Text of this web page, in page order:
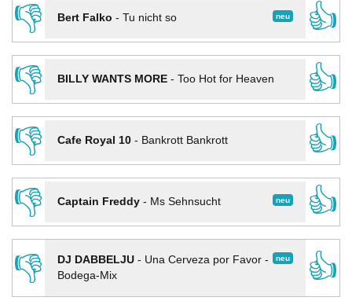
👎
neu
Bert Falko - Tu nicht so
👍
👎
BILLY WANTS MORE- Too Hot for Heaven
👍
👎
Cafe Royal 10- Bankrott Bankrott
👍
👎
neu
Captain Freddy- Ms Sehnsucht
👍
👎
neu
DJ DABBELJU- Una Cerveza por Favor -
Bodega-Mix
👍